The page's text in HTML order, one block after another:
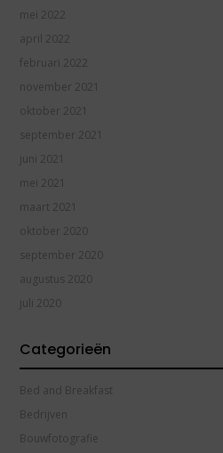
mei 2022
april 2022
februari 2022
november 2021
oktober 2021
september 2021
juni 2021
mei 2021
maart 2021
oktober 2020
september 2020
augustus 2020
juli 2020
Categorieën
Bed and Breakfast
Bedrijven
Bouwfotografie